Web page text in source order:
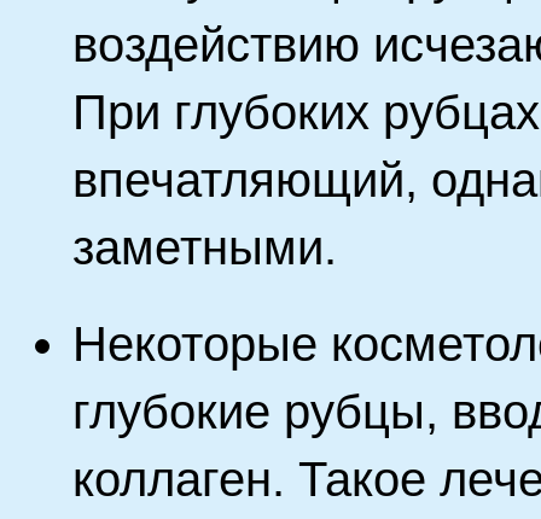
воздействию
При глубоких
впечатляющий,
заметными.
Некоторые
глубокие рубцы,
коллаген. Такое